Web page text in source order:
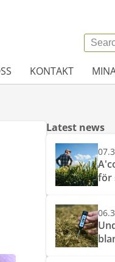
KONTAKT
Latest news
för